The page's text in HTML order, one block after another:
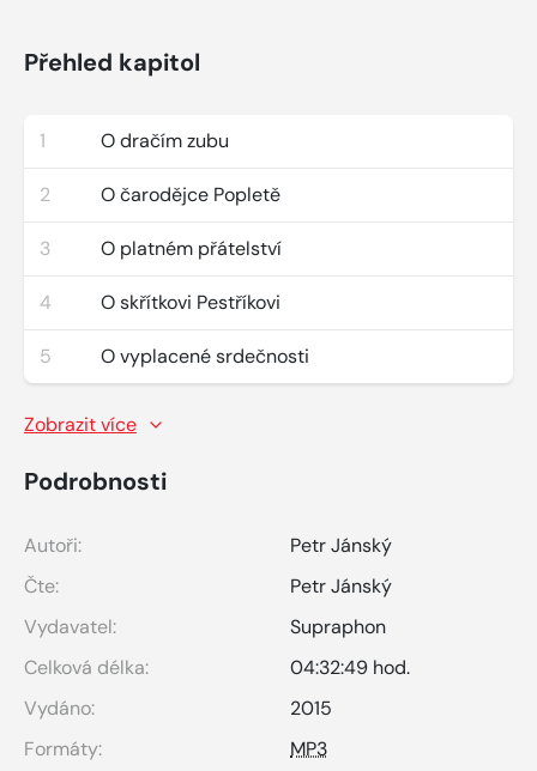
Přehled kapitol
1 O dračím zubu
2 O čarodějce Popletě
3 O platném přátelství
4 O skřítkovi Pestříkovi
5 O vyplacené srdečnosti
Zobrazit více
Podrobnosti
Autoři:
Petr Jánský
Čte:
Petr Jánský
Vydavatel:
Supraphon
Celková délka:
04:32:49 hod.
Vydáno:
2015
Formáty:
MP3